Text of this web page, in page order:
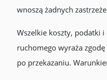
wnoszą żadnych
Wszelkie koszty, podatki
ruchomego wyraża
po przekazaniu.